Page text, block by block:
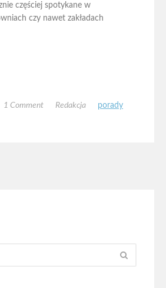
częściej spotykane w
czy nawet zakładach
1 Comment Redakcja porady